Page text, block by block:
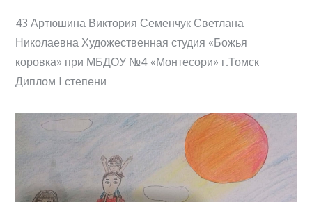
43 Артюшина Виктория Семенчук Светлана
Николаевна Художественная студия «Божья
коровка» при МБДОУ №4 «Монтесори» г.Томск
Диплом I степени